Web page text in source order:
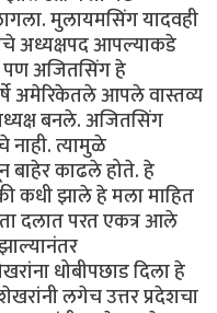
मुलायमसिंग यादवही
अध्यक्षपद आपल्याकडे
पण अजितसिंग हे
अमेरिकेतले आपले वास्तव्य
बनले. अजितसिंग
त्यामुळे
बाहेर काढले होते. हे
कधी झाले हे मला माहित
दलात परत एकत्र आले
धोबीपछाड दिला हे
लगेच उत्तर प्रदेशचा